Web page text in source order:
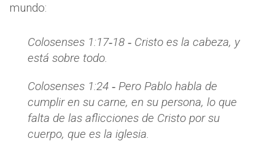
mundo:
Colosenses 1:17‐18 ‐ Cristo es la cabeza, y
está sobre todo.
Colosenses 1:24 ‐ Pero Pablo habla de
cumplir en su carne, en su persona, lo que
falta de las aflicciones de Cristo por su
cuerpo, que es la iglesia.